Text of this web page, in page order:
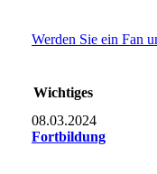
Werden Sie ein Fan
Wichtiges
08.03.2024
Fortbildung